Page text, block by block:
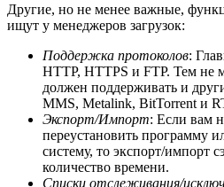
Другие, но не менее важные,
ищут у менеджеров загрузок:
Поддержка протоколов:
HTTP, HTTPS и FTP. Тем не
должен поддерживать и
MMS, Metalink, BitTorrent и
Экспорт/Импорт: Если вам
переустановить программу
систему, то экспорт/импорт
количество времени.
Списки отслеживания/